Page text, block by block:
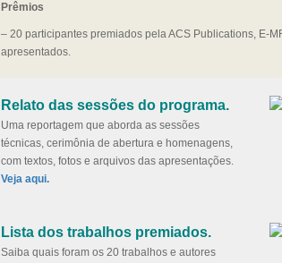
Prêmios
– 20 participantes premiados pela ACS Publications, E-
apresentados.
Relato das sessões do programa.
Uma reportagem que aborda as sessões
técnicas, cerimônia de abertura e homenagens,
com textos, fotos e arquivos das apresentações.
Veja aqui.
Lista dos trabalhos premiados.
Saiba quais foram os 20 trabalhos e autores